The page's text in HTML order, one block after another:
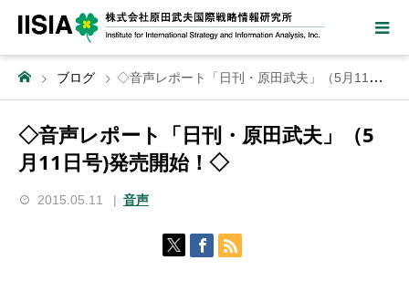
ブログ ◇音声レポート「日刊・原田武夫」（5月11日号)発売開始！◇
◇音声レポート「日刊・原田武夫」（5
月11日号)発売開始！◇
2015.05.11 音声